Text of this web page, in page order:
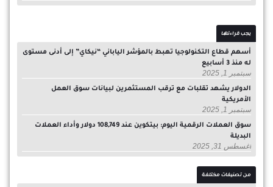
يجب قراءتها
أسهم قطاع التكنولوجيا تهبط بالمؤشر الياباني “نيكاي” إلى أدنى مستوى
له منذ 3 أسابيع
سبتمبر 1, 2025
الدولار يشهد تقلبات مع ترقب المستثمرين لبيانات سوق العمل
الأمريكية
سبتمبر 1, 2025
سوق العملات الرقمية اليوم: بيتكوين عند 108,749 دولار وأداء العملات
البديلة
أغسطس 31, 2025
من تصنيفات مختلفة